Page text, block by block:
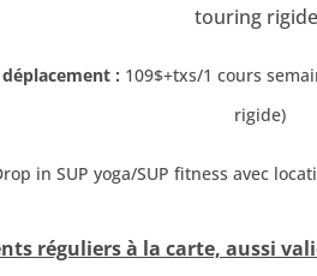
touring
: 109$+txs/1 cours
rigide)
in SUP yoga/SUP fitness avec
réguliers à la carte, aussi